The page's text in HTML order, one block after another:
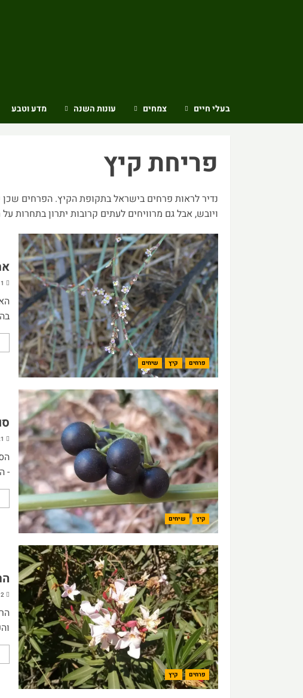
בעלי חיים צמחים עונות השנה מדע וטבע
פריחת קיץ
נדיר לראות פרחים בישראל בתקופת הקיץ. הפרחים
ויובש, אבל גם מרוויחים לעתים קרובות יתרון בתחרות
פרחים קיץ שיחים
1 בספטמבר 2025
קיץ שיחים
21
-
פרחים קיץ
2 באוגוסט 2024